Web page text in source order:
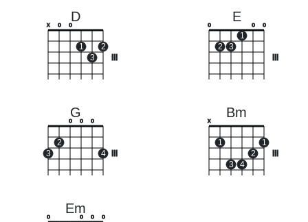
D
x o o
1
3
2
E
o
2 3
1
o o
G
3
2
o o o
4
Bm
x
1
3 4
2
1
Em
o o o o